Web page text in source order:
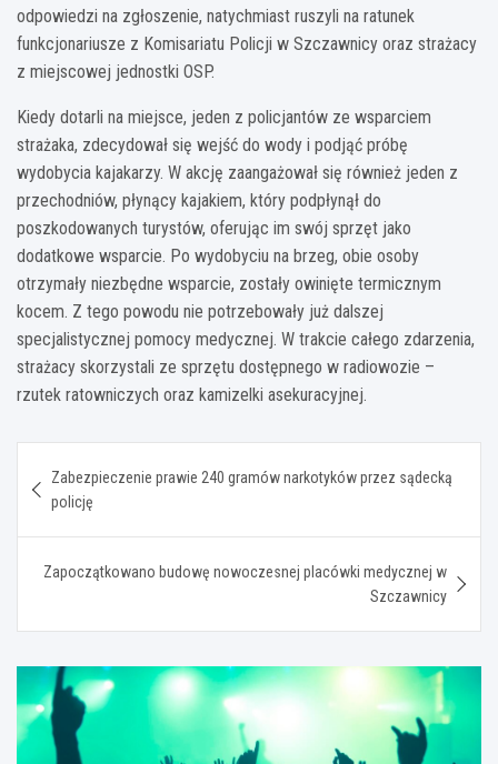
odpowiedzi na zgłoszenie, natychmiast ruszyli na ratunek
funkcjonariusze z Komisariatu Policji w Szczawnicy oraz strażacy
z miejscowej jednostki OSP.
Kiedy dotarli na miejsce, jeden z policjantów ze wsparciem
strażaka, zdecydował się wejść do wody i podjąć próbę
wydobycia kajakarzy. W akcję zaangażował się również jeden z
przechodniów, płynący kajakiem, który podpłynął do
poszkodowanych turystów, oferując im swój sprzęt jako
dodatkowe wsparcie. Po wydobyciu na brzeg, obie osoby
otrzymały niezbędne wsparcie, zostały owinięte termicznym
kocem. Z tego powodu nie potrzebowały już dalszej
specjalistycznej pomocy medycznej. W trakcie całego zdarzenia,
strażacy skorzystali ze sprzętu dostępnego w radiowozie –
rzutek ratowniczych oraz kamizelki asekuracyjnej.
wpisu
Zabezpieczenie prawie 240 gramów narkotyków przez sądecką
policję
Zapoczątkowano budowę nowoczesnej placówki medycznej w
Szczawnicy